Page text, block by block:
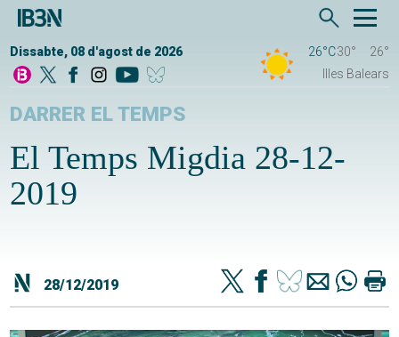
Dissabte, 08 d'agost de 2026 26°C30°
26°
Illes Balears
DARRER EL TEMPS
El Temps Migdia 28-12-
2019
28/12/2019